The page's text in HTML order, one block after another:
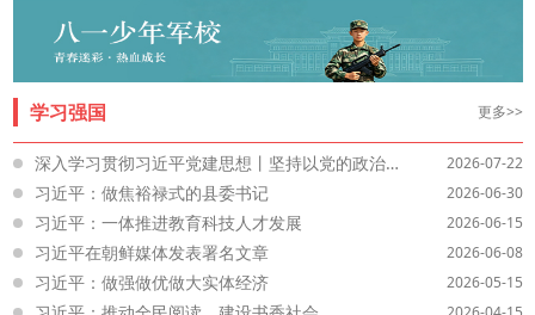
学习强国 更多>>
深入学习贯彻习近平党建思想丨坚持以党的政治建设为统领 2026-07-22
习近平：做焦裕禄式的县委书记 2026-06-30
习近平：一体推进教育科技人才发展 2026-06-15
习近平在朝鲜媒体发表署名文章 2026-06-08
习近平：做强做优做大实体经济 2026-05-15